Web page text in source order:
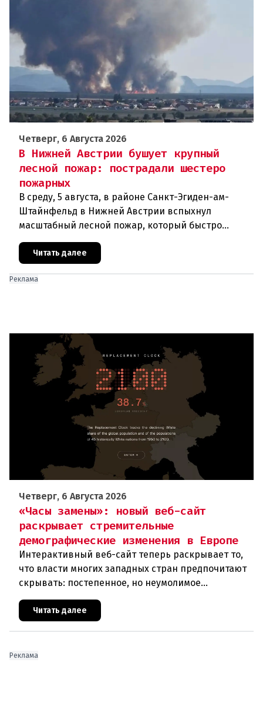
Четверг, 6 Августа 2026
В Нижней Австрии бушует крупный
лесной пожар: пострадали шестеро
пожарных
В среду, 5 августа, в районе Санкт-Эгиден-ам-
Штайнфельд в Нижней Австрии вспыхнул
масштабный лесной пожар, который быстро
В ходе тушения пострадали шесте
Читать далее
Реклама
Четверг, 6 Августа 2026
«Часы замены»: новый веб-сайт
раскрывает стремительные
демографические изменения в Европе
Интерактивный веб-сайт теперь раскрывает то,
что власти многих западных стран предпочитают
скрывать: постепенное, но неумолимое
сокращение численности населения
европейского происхождения. «Часы замен
Читать далее
Реклама